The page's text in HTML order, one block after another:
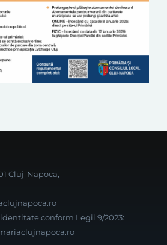
Cluj-Napoca,
conform Legii 9/2023: